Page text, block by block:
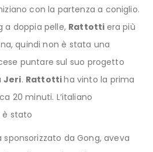
con la partenza a coniglio.
a doppia pelle, Rattotti era più
quindi non è stata una
puntare sul suo progetto
Jeri. Rattottiha vinto la prima
20 minuti. L’italiano
è stato
da Gong, aveva